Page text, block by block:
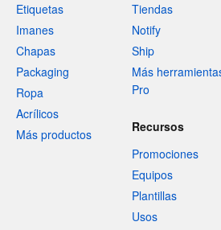
Etiquetas
Imanes
Chapas
Packaging
Ropa
Acrílicos
Más productos
Tiendas
Notify
Ship
Más
Pro
Recursos
Promociones
Equipos
Plantillas
Usos